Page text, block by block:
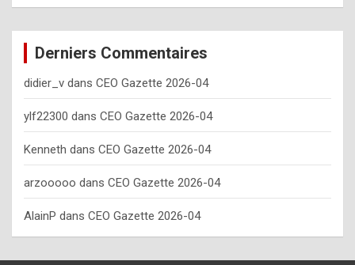
e
y
o
u
s
h
o
Derniers Commentaires
didier_v dans CEO Gazette 2026-04
ylf22300 dans CEO Gazette 2026-04
Kenneth dans CEO Gazette 2026-04
arzooooo dans CEO Gazette 2026-04
AlainP dans CEO Gazette 2026-04